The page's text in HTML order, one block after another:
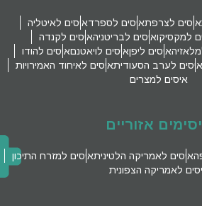
איסים לצרפתאיסים לספרדאיסים לאיטליה
למקסיקואיסים לבריטניהאיסים לקנדה
איסים ליפןאיסים לויאטנםאיסים להודו
איסים לערב הסעודיתאיסים לאיחוד האמירויות
איסים למצרים
אזוריים
איסים לאמריקה הלטיניתאיסים למזרח התיכון
לאמריקה הצפונית